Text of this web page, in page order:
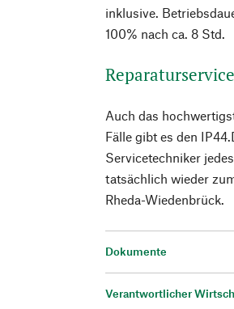
inklusive.
100% nach ca. 8 Std.
Auch das
Fälle gibt es den
Servicetechniker
tatsächlich wieder
Rheda-Wiedenbrück.
Dokumente
Verantwortlicher